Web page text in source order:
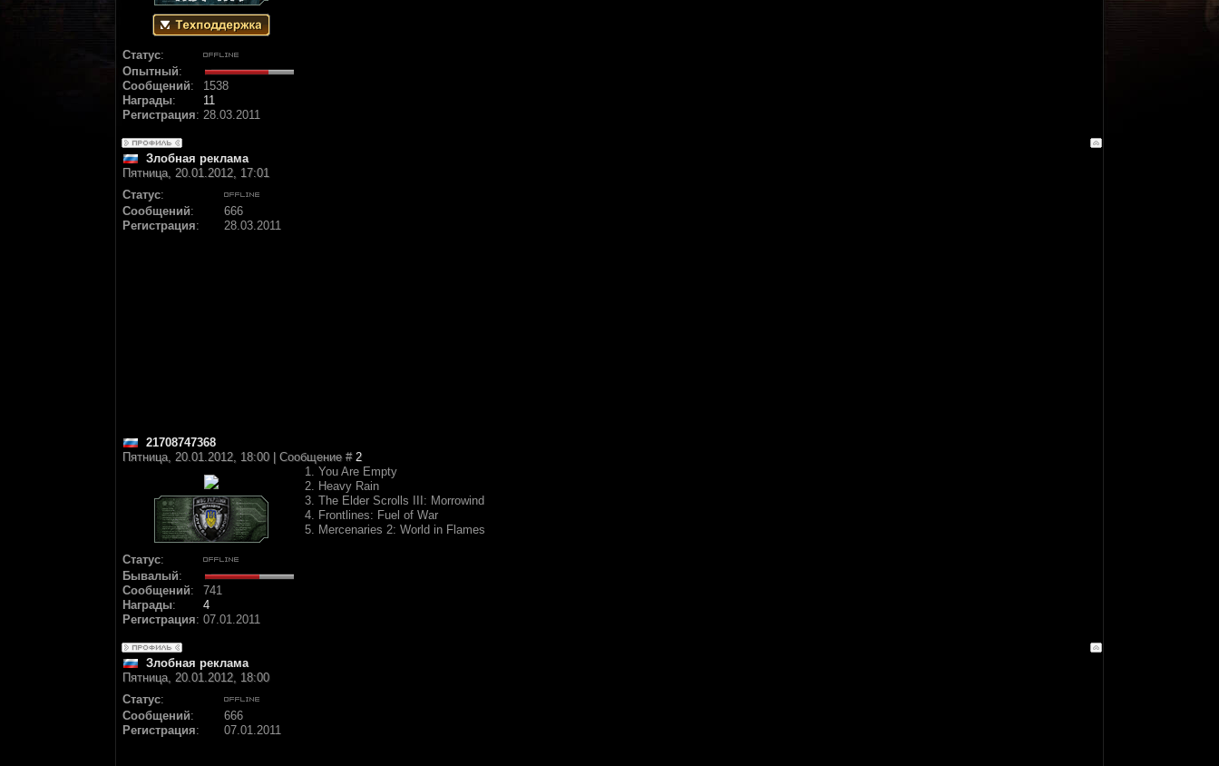
Статус:
Опытный:
Сообщений:
1538
Награды:
11
Регистрация: 28.03.2011
Злобная реклама
Пятница, 20.01.2012, 17:01
Статус:
Сообщений:
666
Регистрация: 28.03.2011
21708747368
Пятница, 20.01.2012, 18:00 | Сообщение # 2
Статус:
Бывалый:
Сообщений:
741
Награды:
4
Регистрация: 07.01.2011
1. You Are Empty
2. Heavy Rain
3. The Elder Scrolls III: Morrowind
4. Frontlines: Fuel of War
5. Mercenaries 2: World in Flames
Злобная реклама
Пятница, 20.01.2012, 18:00
Статус:
Сообщений:
666
Регистрация: 07.01.2011